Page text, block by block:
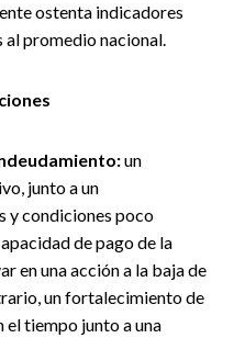
ostenta indicadores
promedio nacional.
un
junto a un
y condiciones poco
de pago de la
en una acción a la baja de
un fortalecimiento de
el tiempo junto a una